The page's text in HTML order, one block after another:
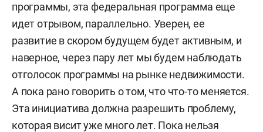
программы, эта федеральная программа еще
идет отрывом, параллельно. Уверен, ее
развитие в скором будущем будет активным, и
наверное, через пару лет мы будем наблюдать
отголосок программы на рынке недвижимости.
А пока рано говорить о том, что что-то меняется.
Эта инициатива должна разрешить проблему,
которая висит уже много лет. Пока нельзя